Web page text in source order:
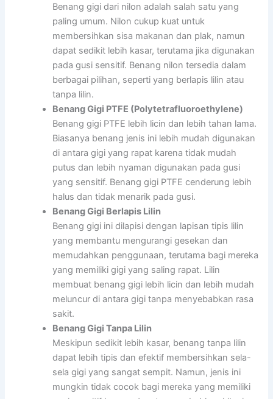
Benang gigi dari nilon adalah salah satu yang
paling umum. Nilon cukup kuat untuk
membersihkan sisa makanan dan plak, namun
dapat sedikit lebih kasar, terutama jika digunakan
pada gusi sensitif. Benang nilon tersedia dalam
berbagai pilihan, seperti yang berlapis lilin atau
tanpa lilin.
Benang Gigi PTFE (Polytetrafluoroethylene)
Benang gigi PTFE lebih licin dan lebih tahan lama.
Biasanya benang jenis ini lebih mudah digunakan
di antara gigi yang rapat karena tidak mudah
putus dan lebih nyaman digunakan pada gusi
yang sensitif. Benang gigi PTFE cenderung lebih
halus dan tidak menarik pada gusi.
Benang Gigi Berlapis Lilin
Benang gigi ini dilapisi dengan lapisan tipis lilin
yang membantu mengurangi gesekan dan
memudahkan penggunaan, terutama bagi mereka
yang memiliki gigi yang saling rapat. Lilin
membuat benang gigi lebih licin dan lebih mudah
meluncur di antara gigi tanpa menyebabkan rasa
sakit.
Benang Gigi Tanpa Lilin
Meskipun sedikit lebih kasar, benang tanpa lilin
dapat lebih tipis dan efektif membersihkan sela-
sela gigi yang sangat sempit. Namun, jenis ini
mungkin tidak cocok bagi mereka yang memiliki